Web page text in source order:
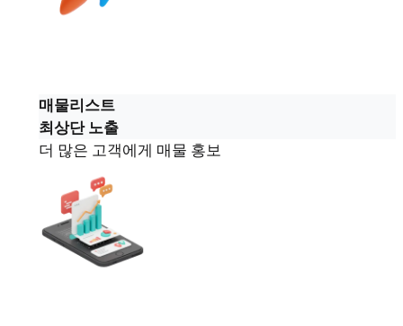
매물리스트
최상단 노출
더 많은 고객에게 매물 홍보